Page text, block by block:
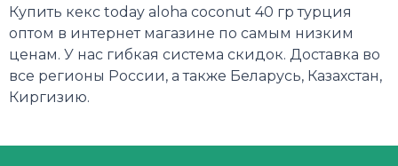
Купить кекс today aloha coconut 40 гр турция
оптом в интернет магазине по самым низким
ценам. У нас гибкая система скидок. Доставка во
все регионы России, а также Беларусь, Казахстан,
Киргизию.